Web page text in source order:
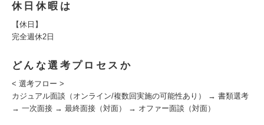
休日休暇は
【休日】
完全週休2日
どんな選考プロセスか
< 選考フロー >
カジュアル面談（オンライン/複数回実施の可能性あり） → 書類選考
→ 一次面接 → 最終面接（対面） → オファー面談（対面）